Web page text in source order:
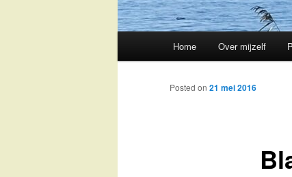
Skip
to
Home Over mijzelf
Posted on 21 mei 2016